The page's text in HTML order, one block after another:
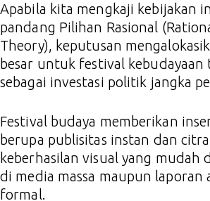
Apabila kita mengkaji kebijakan
pandang Pilihan Rasional
Theory), keputusan
besar untuk festival kebudayaan
sebagai investasi politik jangka
Festival budaya memberikan
berupa publisitas instan dan citra
keberhasilan visual yang mudah
di media massa maupun laporan
formal.